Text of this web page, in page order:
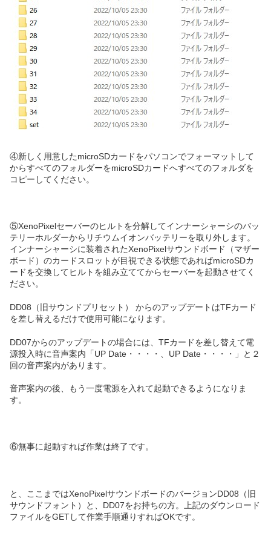
④新しく用意したmicroSDカードをパソコンでフォーマットして
からすべてのフォルダーをmicroSDカードへすべてのフォルダを
コピーしてください。
⑤XenoPixelセーバーのヒルトを分解してインナーシャーシのバッ
テリーホルダーからリチウムイオンバッテリーを取り外します。
インナーシャーシに装着されたXenoPixelサウンドボード（マザー
ボード）のカードスロットが目視できる状態であればmicroSDカ
ードを交換してヒルトを組み立ててからセーバーを起動させてく
ださい。
DD08（旧サウンドプリセット） からのアップデートはTFカード
を差し替えるだけで使用可能になります。
DD07からのアップデートの場合には、TFカードを差し替えて電
源投入時に音声案内「UP Date・・・・、UP Date・・・・」と２
回の音声案内があります。
音声案内の後、もう一度電源を入れて起動できるようになりま
す。
⑥無事に起動すれば作業は終了です。
と、ここまではXenoPixelサウンドボードのバージョンDD08（旧
サウンドフォント）と、DD07をお持ちの方。上記のダウンロード
ファイルをGETして作業手順通りすればOKです。